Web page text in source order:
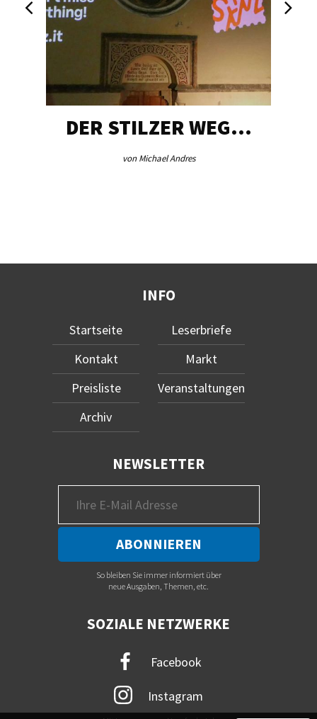
DER STILZER WEG…
von Michael Andres
INFO
Startseite
Kontakt
Preisliste
Archiv
Leserbriefe
Markt
Veranstaltungen
NEWSLETTER
So bleiben Sie immer informiert über
neue Ausgaben, Themen, etc.
SOZIALE NETZWERKE
Facebook
Instagram